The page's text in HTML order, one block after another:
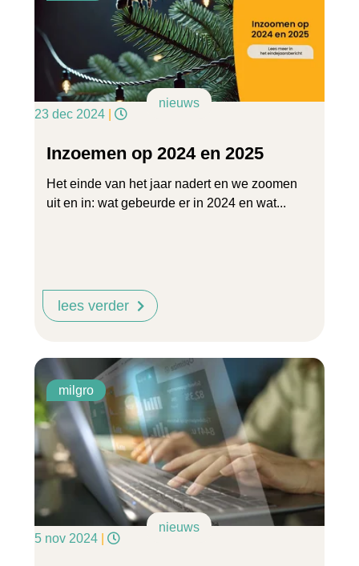
nieuws
23 dec 2024
Inzoemen op 2024 en 2025
Het einde van het jaar nadert en we zoomen
uit en in: wat gebeurde er in 2024 en wat...
lees verder
milgro
nieuws
5 nov 2024